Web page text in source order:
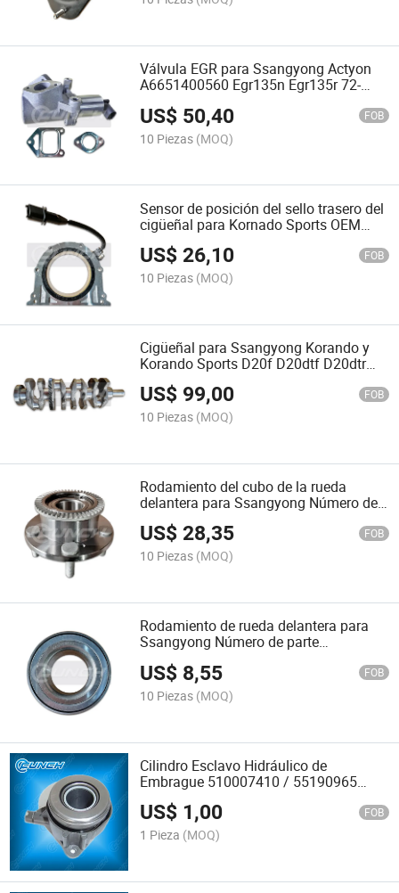
Válvula EGR para Ssangyong Actyon
A6651400560 Egr135n Egr135r 72-
6651400560 6651400660
US$ 50,40 FOB
10 Piezas (MOQ)
Sensor de posición del sello trasero del
cigüeñal para Kornado Sports OEM
6710100514
US$26,10 FOB
10 Piezas (MOQ)
Cigüeñal para Ssangyong Korando y
Korando Sports D20f D20dtf D20dtr
Motor OEM 6710300201 6710310101
US$ 99,00 FOB
10 Piezas (MOQ)
Rodamiento del cubo de la rueda
delantera para Ssangyong Número de
parte 4142009500 4142009502
US$28,35 FOB
10 Piezas (MOQ)
Rodamiento de rueda delantera para
Ssangyong Número de parte
US$ 8,55 FOB
10 Piezas (MOQ)
Cilindro Esclavo Hidráulico de
Embrague 510007410 / 55190965
Rodamiento de Liberación de
Embrague Hidráulico
US$ 1,00 FOB
1 Pieza (MOQ)